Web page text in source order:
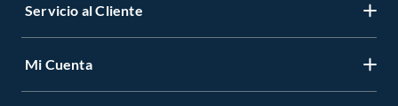
Servicio al Cliente
Mi Cuenta